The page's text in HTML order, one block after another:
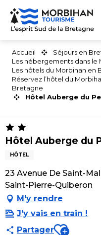
Aller
contenu
Accueil
Séjours en
Les hébergements dans le
Les hôtels du Morbihan en
Réservez l’hôtel du
Bretagne
Hôtel Auberge du
Hôtel Auberge du
HÔTEL
23 Avenue De Saint-
Saint-Pierre-Quiberon
M'y rendre
J'y vais en train !
PartagerAjouter aux